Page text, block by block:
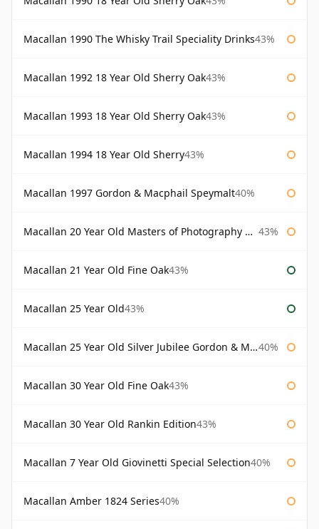
Macallan 1990 The Whisky Trail Speciality Drinks43%
Macallan 1992 18 Year Old Sherry Oak43%
Macallan 1993 18 Year Old Sherry Oak43%
Macallan 1994 18 Year Old Sherry43%
Macallan 1997 Gordon & Macphail Speymalt40%
Macallan 20 Year Old Masters of Photography Albert Watson 43%
Macallan 21 Year Old Fine Oak43%
Macallan 25 Year Old43%
Macallan 25 Year Old Silver Jubilee Gordon & Macphail 40%
Macallan 30 Year Old Fine Oak43%
Macallan 30 Year Old Rankin Edition43%
Macallan 7 Year Old Giovinetti Special Selection40%
Macallan Amber 1824 Series40%